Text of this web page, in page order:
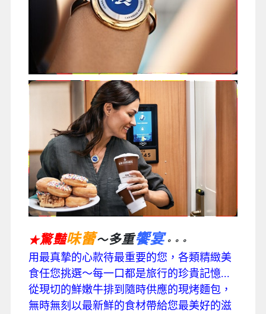
★驚豔味蕾～多重饗宴 。。。
用最真摯的心款待最重要的您，各類精緻美
食任您挑選～每一口都是旅行的珍貴記憶...
從現切的鮮嫩牛排到隨時供應的現烤麵包，
無時無刻以最新鮮的食材帶給您最美好的滋